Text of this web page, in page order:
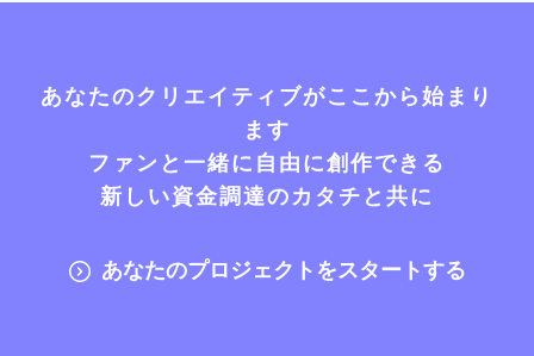
あなたのクリエイティブがここから始まり
ます
ファンと一緒に自由に創作できる
新しい資金調達のカタチと共に
あなたのプロジェクトをスタートする